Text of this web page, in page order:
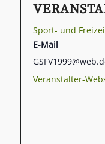
Sport- und
E-Mail
Veranstalter-